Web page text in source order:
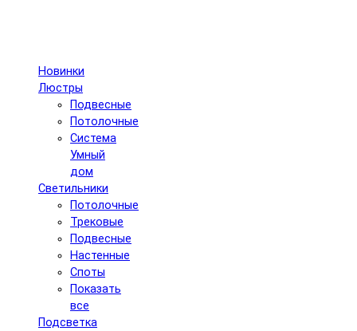
Новинки
Люстры
Подвесные
Потолочные
Система
Умный
дом
Светильники
Потолочные
Трековые
Подвесные
Настенные
Споты
Показать
все
Подсветка